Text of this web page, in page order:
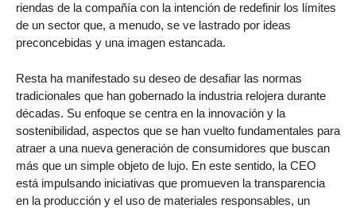
riendas de la compañía con la intención de redefinir los límites
de un sector que, a menudo, se ve lastrado por ideas
preconcebidas y una imagen estancada.
Resta ha manifestado su deseo de desafiar las normas
tradicionales que han gobernado la industria relojera durante
décadas. Su enfoque se centra en la innovación y la
sostenibilidad, aspectos que se han vuelto fundamentales para
atraer a una nueva generación de consumidores que buscan
más que un simple objeto de lujo. En este sentido, la CEO
está impulsando iniciativas que promueven la transparencia
en la producción y el uso de materiales responsables, un